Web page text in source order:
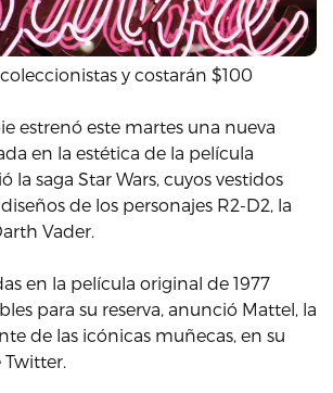
y costarán $100
estrenó este martes una nueva
en la estética de la película
la saga Star Wars, cuyos vestidos
de los personajes R2-D2, la
Vader.
en la película original de 1977
para su reserva, anunció Mattel, la
de las icónicas muñecas, en su